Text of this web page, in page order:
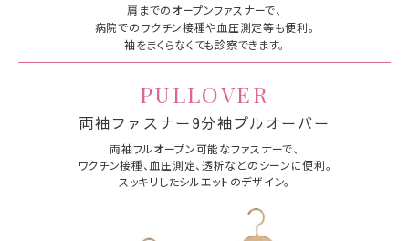
肩までのオープンファスナーで、
病院でのワクチン接種や血圧測定等も便利。
袖をまくらなくても診察できます。
PULLOVER
両袖ファスナー9分袖プルオーバー
両袖フルオープン可能なファスナーで、
ワクチン接種、血圧測定、透析などのシーンに便利。
スッキリしたシルエットのデザイン。